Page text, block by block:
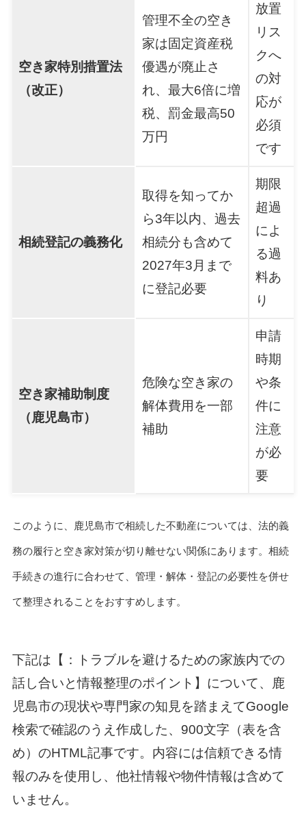
空き家特別措置法
（改正）
管理不全の空き
家は固定資産税
優遇が廃止さ
れ、最大6倍に増
税、罰金最高50
万円
放置
リス
クへ
の対
応が
必須
です
相続登記の義務化
取得を知ってか
ら3年以内、過去
相続分も含めて
2027年3月まで
に登記必要
期限
超過
によ
る過
料あ
り
空き家補助制度
（鹿児島市）
危険な空き家の
解体費用を一部
補助
申請
時期
や条
件に
注意
が必
要
このように、鹿児島市で相続した不動産については、法的義
務の履行と空き家対策が切り離せない関係にあります。相続
手続きの進行に合わせて、管理・解体・登記の必要性を併せ
て整理されることをおすすめします。
下記は【：トラブルを避けるための家族内での
話し合いと情報整理のポイント】について、鹿
児島市の現状や専門家の知見を踏まえてGoogle
検索で確認のうえ作成した、900文字（表を含
め）のHTML記事です。内容には信頼できる情
報のみを使用し、他社情報や物件情報は含めて
いません。